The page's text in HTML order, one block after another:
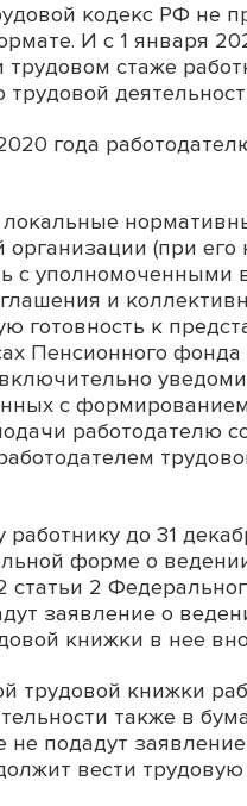
кодекс РФ не
И с 1 января
трудовом стаже
года
(при его
с
и
готовность к
Пенсионного
с
работодателю
до 31
форме о
статьи 2
заявление о
книжки в нее
трудовой книжки
также в
подадут
вести